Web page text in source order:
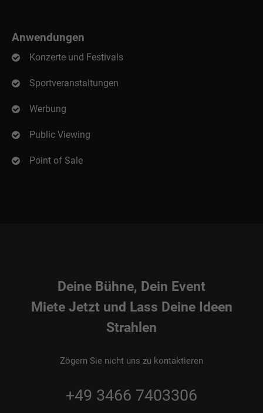
Anwendungen
Konzerte und Festivals
Sportveranstaltungen
Werbung
Public Viewing
Point of Sale
Deine Bühne, Dein Event
Miete Jetzt und Lass Deine Ideen
Strahlen
Zögern Sie nicht uns zu kontaktieren
+49 3466 7403306